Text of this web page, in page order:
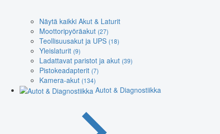
Näytä kaikki Akut & Laturit
Moottoripyöräakut (27)
Teollisuusakut ja UPS (18)
Yleislaturit (9)
Ladattavat paristot ja akut (39)
Pistokeadapterit (7)
Kamera-akut (134)
Autot & Diagnostiikka